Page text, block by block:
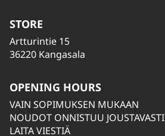
STORE
Artturintie 15
36220 Kangasala
OPENING HOURS
VAIN SOPIMUKSEN MUKAAN
NOUDOT ONNISTUU JOUSTAVASTI
LAITA VIESTIÄ